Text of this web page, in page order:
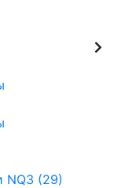
NQ3 (29)